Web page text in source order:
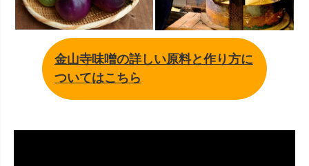
金山寺味噌の詳しい原料と作り方に
ついてはこちら